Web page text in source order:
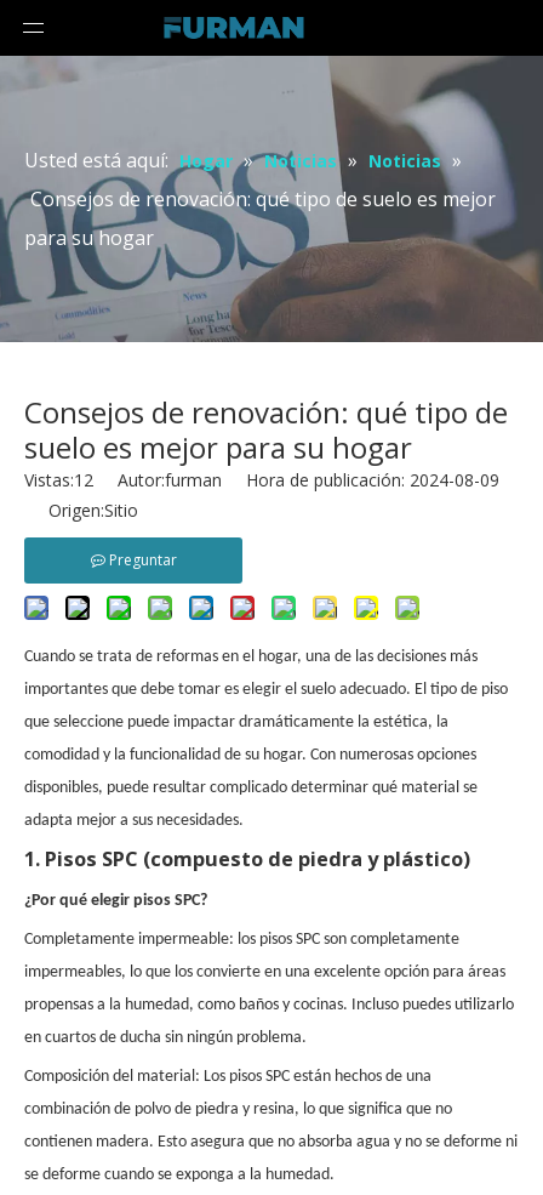
Usted está aquí: Hogar » Noticias » Noticias »
Consejos de renovación: qué tipo de suelo es mejor
para su hogar
Consejos de renovación: qué tipo de
suelo es mejor para su hogar
Vistas:12 Autor:furman Hora de publicación: 2024-08-09
Origen:Sitio
Preguntar
Cuando se trata de reformas en el hogar, una de las decisiones más
importantes que debe tomar es elegir el suelo adecuado. El tipo de piso
que seleccione puede impactar dramáticamente la estética, la
comodidad y la funcionalidad de su hogar. Con numerosas opciones
disponibles, puede resultar complicado determinar qué material se
adapta mejor a sus necesidades.
1. Pisos SPC (compuesto de piedra y plástico)
¿Por qué elegir pisos SPC?
Completamente impermeable: los pisos SPC son completamente
impermeables, lo que los convierte en una excelente opción para áreas
propensas a la humedad, como baños y cocinas. Incluso puedes utilizarlo
en cuartos de ducha sin ningún problema.
Composición del material: Los pisos SPC están hechos de una
combinación de polvo de piedra y resina, lo que significa que no
contienen madera. Esto asegura que no absorba agua y no se deforme ni
se deforme cuando se exponga a la humedad.